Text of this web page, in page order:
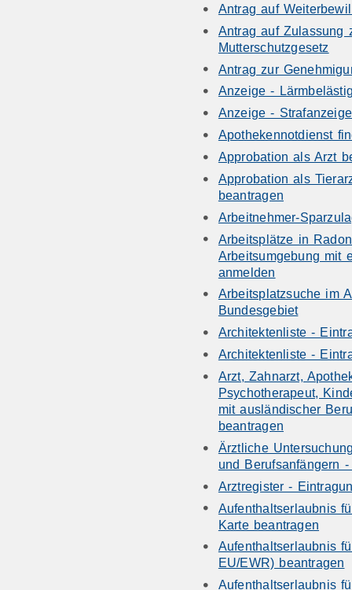
Antrag auf
Antrag auf Zulassung
Mutterschutzgesetz
Antrag zur
Anzeige -
Anzeige -
Apothekennotdienst
Approbation als Arzt
Approbation als
beantragen
Arbeitnehmer-
Arbeitsplätze in
Arbeitsumgebung mit
anmelden
Arbeitsplatzsuche im
Bundesgebiet
Architektenliste -
Architektenliste -
Arzt, Zahnarzt,
Psychotherapeut,
mit ausländischer
beantragen
Ärztliche
und Berufsanfängern
Arztregister -
Aufenthaltserlaubnis
Karte beantragen
Aufenthaltserlaubnis
EU/EWR) beantragen
Aufenthaltserlaubnis